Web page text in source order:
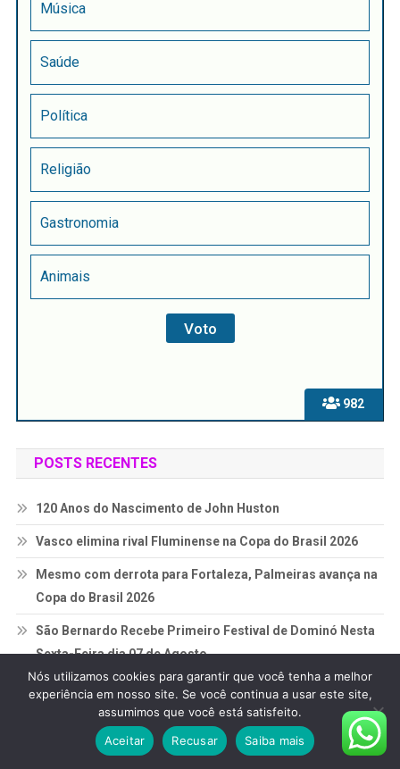
982
Música
Saúde
Política
Religião
Gastronomia
Animais
POSTS RECENTES
120 Anos do Nascimento de John Huston
Vasco elimina rival Fluminense na Copa do Brasil 2026
Mesmo com derrota para Fortaleza, Palmeiras avança na
Copa do Brasil 2026
São Bernardo Recebe Primeiro Festival de Dominó Nesta
Sexta-Feira dia 07 de Agosto.
Xuxa Diz Que Cogitou Deixar o Brasil e Desabafa Sobre O
Preconceito.
Nós utilizamos cookies para garantir que você tenha a melhor
experiência em nosso site. Se você continua a usar este site,
assumimos que você está satisfeito.
Aceitar
Recusar Saiba mais